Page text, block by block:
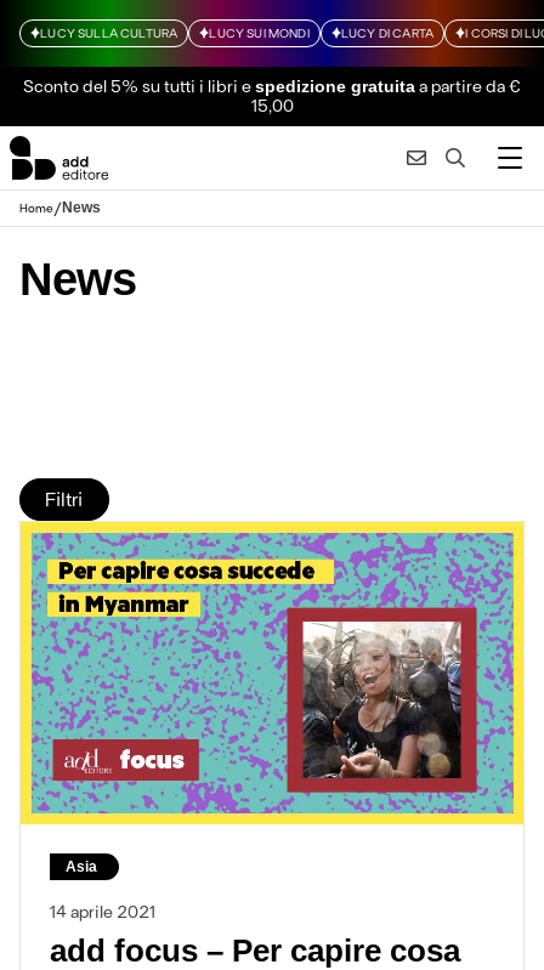
LUCY SULLA CULTURA LUCY SUI MONDI LUCY DI CARTA I CORSI DI
Sconto del 5% su tutti i libri espedizione gratuitaa partire da €
15,00
Home/News
News
Filtri
Asia
14 aprile 2021
add focus – Per capire cosa